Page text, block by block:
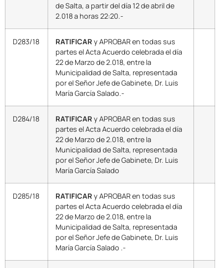
de Salta, a partir del día 12 de abril de
2.018 a horas 22:20.-
D283/18 RATIFICAR y APROBAR en todas sus
partes el Acta Acuerdo celebrada el día
22 de Marzo de 2.018, entre la
Municipalidad de Salta, representada
por el Señor Jefe de Gabinete, Dr. Luis
María García Salado.-
D284/18 RATIFICAR y APROBAR en todas sus
partes el Acta Acuerdo celebrada el día
22 de Marzo de 2.018, entre la
Municipalidad de Salta, representada
por el Señor Jefe de Gabinete, Dr. Luis
María García Salado
D285/18 RATIFICAR y APROBAR en todas sus
partes el Acta Acuerdo celebrada el día
22 de Marzo de 2.018, entre la
Municipalidad de Salta, representada
por el Señor Jefe de Gabinete, Dr. Luis
María García Salado .-